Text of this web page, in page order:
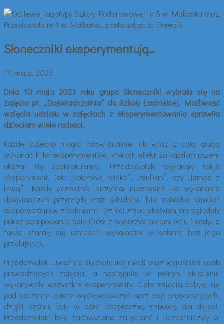
Słoneczniki eksperymentują…
14 maja, 2023
Dnia 10 maja 2023 roku grupa Słoneczniki wybrała się na
zajęcia pt. „Doświadczalnia” do Szkoły Łacińskiej. Możliwość
wzięcia udziału w zajęciach z eksperymentowania sprawiła
dzieciom wiele radości.
Każde dziecko mogło indywidualnie lub wraz z całą grupą
wykonać kilka eksperymentów, których efekt za każdym razem
okazał się spektakularny. Przedszkolaki wykonały takie
eksperyment, jak: „kolorowe mleko”, „wulkan”, czy „lampa z
lawą”. Każdy uczestnik otrzymał niezbędne do wykonania
doświadczeń przyrządy oraz składniki. Nie zabrakło również
eksperymentów z balonami! Dzieci z zaciekawieniem oglądały
pokaz pompowania baloników z wykorzystaniem octu i sody, a
także starały się umieścić wykałaczki w balonie bez jego
przebijania.
Przedszkolaki uważnie słuchały instrukcji oraz wyjaśnień osób
prowadzących zajęcia, a następnie, w pełnym skupieniu
wykonywały wszystkie eksperymenty. Całe zajęcia odbyły się
pod bacznym okiem wychowawczyń oraz pań prowadzących,
dzięki czemu były w pełni bezpieczną zabawą dla dzieci.
Przedszkolaki były zachwycone zajęciami i uczestniczyły w